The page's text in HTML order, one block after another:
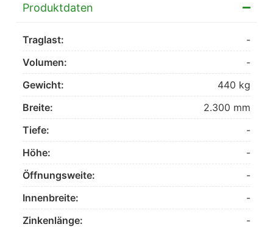
Produktdaten
Traglast:
-
Volumen:
-
Gewicht:
440 kg
Breite:
2.300 mm
Tiefe:
-
Höhe:
-
Öffnungsweite:
-
Innenbreite:
-
Zinkenlänge:
-